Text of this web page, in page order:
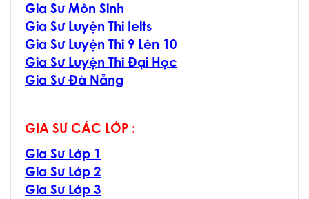
Gia Sư Môn Sinh
Gia Sư Luyện Thi Ielts
Gia Sư Luyện Thi 9 Lên 10
Gia Sư Luyện Thi Đại Học
Gia Sư Đà Nẵng
GIA SƯ CÁC LỚP :
Gia Sư Lớp 1
Gia Sư Lớp 2
Gia Sư Lớp 3